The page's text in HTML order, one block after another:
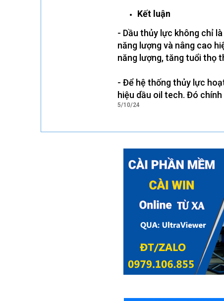
Kết luận
- Dầu thủy lực không chỉ
năng lượng và nâng cao
năng lượng, tăng tuổi thọ
- Để hệ thống thủy lực
hiệu dầu oil tech. Đó
5/10/24